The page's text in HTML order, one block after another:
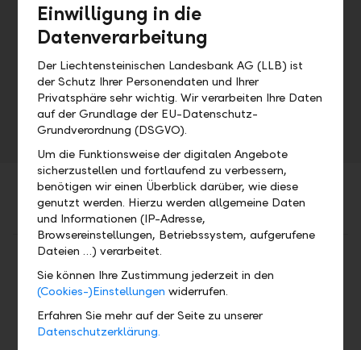
Adresse
Datum
Do, 28.10.2021
Uhrzeit
14.00 Uhr
Teilen
Einwilligung in die
Datenverarbeitung
Der Liechtensteinischen Landesbank AG (LLB) ist
der Schutz Ihrer Personendaten und Ihrer
Privatsphäre sehr wichtig. Wir verarbeiten Ihre Daten
auf der Grundlage der EU-Datenschutz-
Grundverordnung (DSGVO).
Um die Funktionsweise der digitalen Angebote
sicherzustellen und fortlaufend zu verbessern,
benötigen wir einen Überblick darüber, wie diese
genutzt werden. Hierzu werden allgemeine Daten
und Informationen (IP-Adresse,
Browsereinstellungen, Betriebssystem, aufgerufene
Dateien …) verarbeitet.
Sie können Ihre Zustimmung jederzeit in den
(Cookies-)Einstellungen widerrufen.
Erfahren Sie mehr auf der Seite zu unserer
Datenschutzerklärung.